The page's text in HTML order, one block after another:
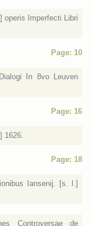
operis Imperfecti Libri
Page: 10
In 8vo Leuven
Page: 16
1626.
Page: 18
Iansenij. [s. l.]
Controversae de